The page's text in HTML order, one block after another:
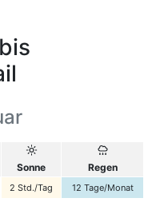
Sonne Regen
2 Std./Tag 12 Tage/Monat